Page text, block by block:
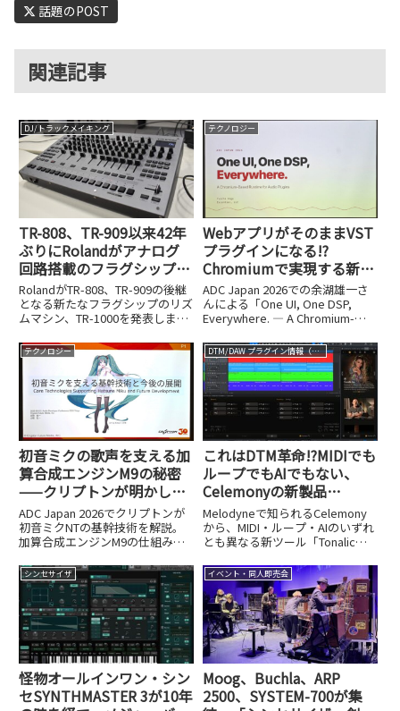
話題のPOST
関連記事
DJ/トラックメイキング
TR-808、TR-909以来42年
ぶりにRolandがアナログ
回路搭載のフラグシップ
機、TR-1000を発表。PCと
の接続性も完璧
RolandがTR-808、TR-909の後継
となる新たなフラグシップのリズ
ムマシン、TR-1000を発表しまし
330,000円、発売は2025年10月11
日を予定をしています。このTR-
1000にはTR-808お...
テクノロジー
WebアプリがそのままVST
プラグインになる!?
Chromiumで実現する新時
代のプラグイン開発、その
驚きの仕組み【ADC Japan
2026レポート④】
ADC Japan 2026での余湖雄一さ
んによる「One UI, One DSP,
Everywhere. ― A Chromium-
Plugins」というセッションのレ
ポート。Webアプリをそのまま
VSTプラグインに
テクノロジー
初音ミクの歌声を支える加
算合成エンジンM9の秘密
——クリプトンが明かした
基幹技術と今後の展開
【ADC Japan 2026レポー
ト③】
ADC Japan 2026でクリプトンが
初音ミクNTの基幹技術を解説。
加算合成エンジンM9の仕組み、
法、SDK化計画「NTSDK」まで、
開発者が語った内容を詳しくレポ
ートします。
DTM/DAW プラグイン情報（VST AU AAX）
これはDTM革命!?MIDIでも
ループでもAIでもない、
Celemonyの新製品
『Tonalic』の破壊力
Melodyneで知られるCelemony
から、MIDI・ループ・AIのいずれ
とも異なる新ツール「Tonalic」
いえるその特徴を解説します。
シンセサイザ
怪物オールインワン・シン
セSYNTHMASTER 3が10年
イベント・同人即売会
Moog、Buchla、ARP
2500、SYSTEM-700が集